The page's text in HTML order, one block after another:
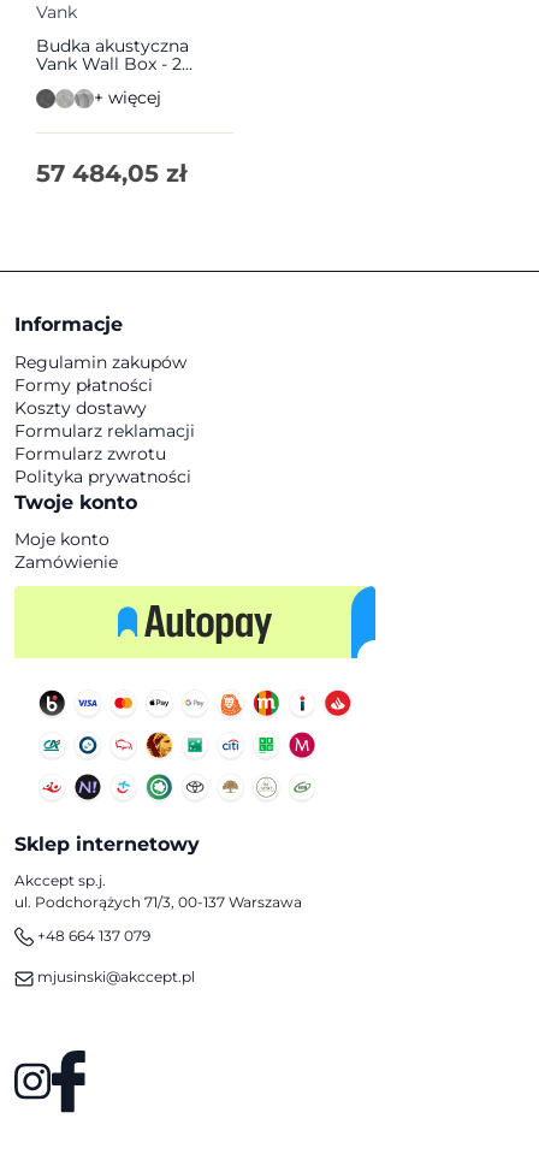
Vank
Budka akustyczna
Vank Wall Box - 2
+ więcej
57 484,05 zł
Informacje
Regulamin zakupów
Formy płatności
Koszty dostawy
Formularz reklamacji
Formularz zwrotu
Polityka prywatności
Twoje konto
Moje konto
Zamówienie
Sklep internetowy
Akccept sp.j.
ul. Podchorążych 71/3, 00-137 Warszawa
+48 664 137 079
mjusinski@akccept.pl